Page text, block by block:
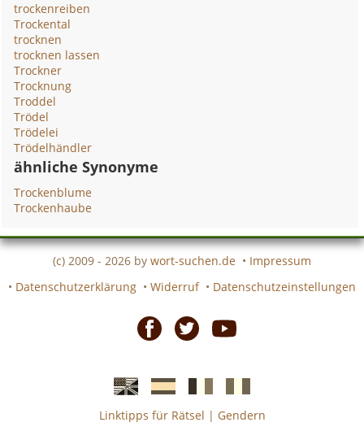
trockenreiben
Trockental
trocknen
trocknen lassen
Trockner
Trocknung
Troddel
Trödel
Trödelei
Trödelhändler
ähnliche Synonyme
Trockenblume
Trockenhaube
(c) 2009 - 2026 by wort-suchen.de • Impressum
• Datenschutzerklärung • Widerruf • Datenschutzeinstellungen
EnglischeSpanischefranzösicheitalienische
Linktipps für Rätsel | Gendern